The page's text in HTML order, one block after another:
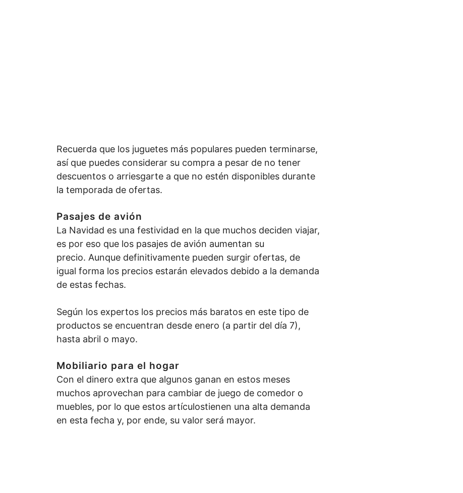
Recuerda que los juguetes más populares pueden terminarse,
así que puedes considerar su compra a pesar de no tener
descuentos o arriesgarte a que no estén disponibles durante
la temporada de ofertas.
Pasajes de avión
La Navidad es una festividad en la que muchos deciden viajar,
es por eso que los pasajes de avión aumentan su
precio. Aunque definitivamente pueden surgir ofertas, de
igual forma los precios estarán elevados debido a la demanda
de estas fechas.
Según los expertos los precios más baratos en este tipo de
productos se encuentran desde enero (a partir del día 7),
hasta abril o mayo.
Mobiliario para el hogar
Con el dinero extra que algunos ganan en estos meses
muchos aprovechan para cambiar de juego de comedor o
muebles, por lo que estos artículostienen una alta demanda
en esta fecha y, por ende, su valor será mayor.